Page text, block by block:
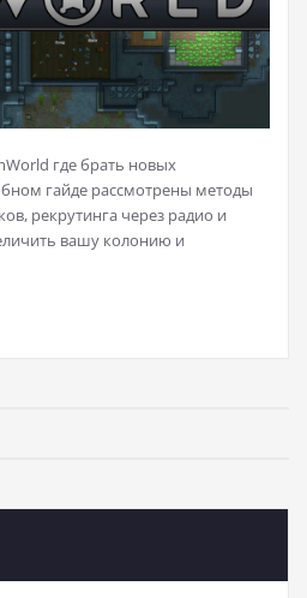
где брать новых
гайде рассмотрены методы
рекрутинга через радио и
вашу колонию и